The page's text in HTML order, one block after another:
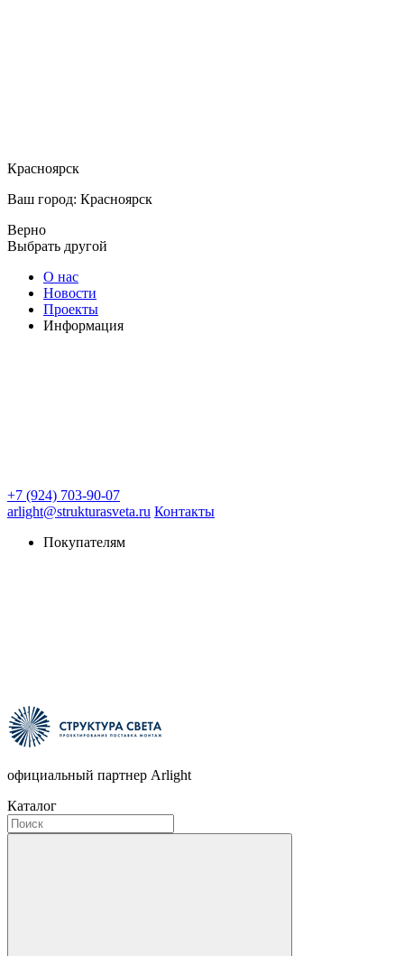
Красноярск
Ваш город: Красноярск
Верно
Выбрать другой
О нас
Новости
Проекты
Информация
+7 (924) 703-90-07
arlight@strukturasveta.ru Контакты
Покупателям
официальный партнер Arlight
Каталог